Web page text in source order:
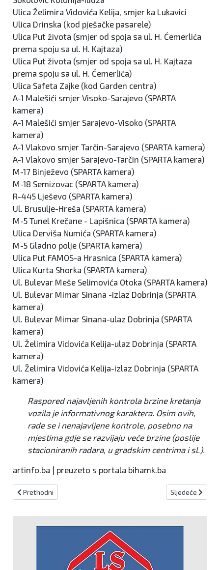
Ulica Želimira Vidovića Kelija, smjer ka Lukavici
Ulica Drinska (kod pješačke pasarele)
Ulica Put života (smjer od spoja sa ul. H. Ćemerlića
prema spoju sa ul. H. Kajtaza)
Ulica Put života (smjer od spoja sa ul. H. Kajtaza
prema spoju sa ul. H. Ćemerlića)
Ulica Safeta Zajke (kod Garden centra)
A-1 Malešići smjer Visoko-Sarajevo (SPARTA
kamera)
A-1 Malešići smjer Sarajevo-Visoko (SPARTA
kamera)
A-1 Vlakovo smjer Tarčin-Sarajevo (SPARTA kamera)
A-1 Vlakovo smjer Sarajevo-Tarčin (SPARTA kamera)
M-17 Binježevo (SPARTA kamera)
M-18 Semizovac (SPARTA kamera)
R-445 Lješevo (SPARTA kamera)
Ul. Brusulje-Hreša (SPARTA kamera)
M-5 Tunel Krečane - Lapišnica (SPARTA kamera)
Ulica Derviša Numića (SPARTA kamera)
M-5 Gladno polje (SPARTA kamera)
Ulica Put FAMOS-a Hrasnica (SPARTA kamera)
Ulica Kurta Shorka (SPARTA kamera)
Ul. Bulevar Meše Selimovića Otoka (SPARTA kamera)
Ul. Bulevar Mimar Sinana -izlaz Dobrinja (SPARTA
kamera)
Ul. Bulevar Mimar Sinana-ulaz Dobrinja (SPARTA
kamera)
Ul. Želimira Vidovića Kelija-ulaz Dobrinja (SPARTA
kamera)
Ul. Želimira Vidovića Kelija-izlaz Dobrinja (SPARTA
kamera)
Raspored najavljenih kontrola brzine kretanja
vozila je informativnog karaktera. Osim ovih,
rade se i nenajavljene kontrole, posebno na
mjestima gdje se razvijaju veće brzine (poslije
stacioniranih radara, u gradskim centrima i sl.).
artinfo.ba | preuzeto s portala bihamk.ba
Prethodni članak: Jednokratnu novčanu pomoć od 100 KM dobit
Prethodni Sljedeći članak:
Sljedeće